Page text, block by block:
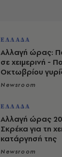
ΕΛΛΑΔΑ
Αλλαγή ώρας:
σε χειμερινή -
Οκτωβρίου
Newsroom
ΕΛΛΑΔΑ
Αλλαγή ώρας
Σκρέκα για τη
κατάργησή της
Newsroom